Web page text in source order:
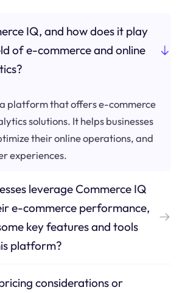
IQ, and how does it play
of e-commerce and online
platform that offers e-commerce
solutions. It helps businesses
their online operations, and
experiences.
leverage Commerce IQ
e-commerce performance,
key features and tools
platform?
considerations or